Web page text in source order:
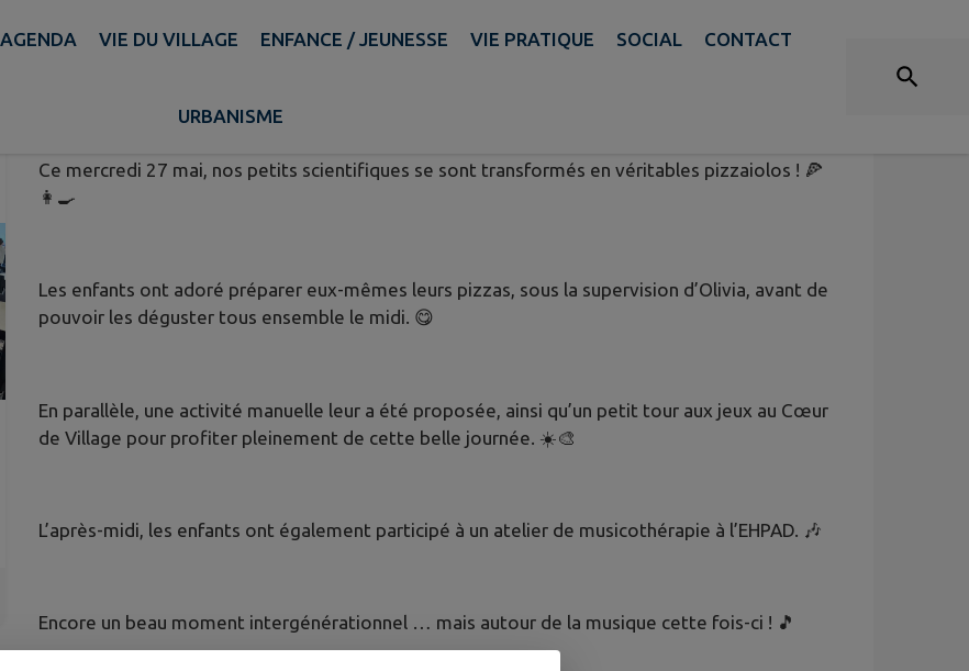
AGENDA VIE DU VILLAGE ENFANCE / JEUNESSE VIE PRATIQUE SOCIAL CONTACT
URBANISME
Publié le vendredi 29 mai 2026 - Herlies
Ce mercredi 27 mai, nos petits scientifiques se sont transformés en véritables pizzaiolos ! 🍕
👩‍🍳
Les enfants ont adoré préparer eux-mêmes leurs pizzas, sous la supervision d’Olivia, avant de
pouvoir les déguster tous ensemble le midi. 😋
En parallèle, une activité manuelle leur a été proposée, ainsi qu’un petit tour aux jeux au Cœur
de Village pour profiter pleinement de cette belle journée. ☀️🎨
L’après-midi, les enfants ont également participé à un atelier de musicothérapie à l’EHPAD. 🎶
Encore un beau moment intergénérationnel … mais autour de la musique cette fois-ci ! 🎵